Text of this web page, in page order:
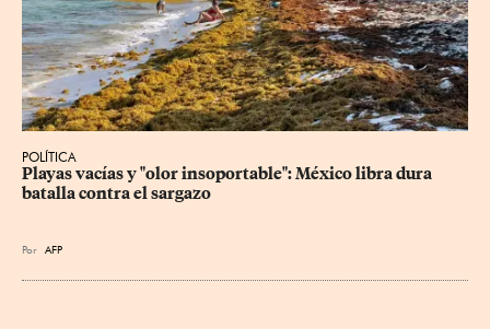
POLÍTICA
Playas vacías y "olor insoportable": México libra dura
batalla contra el sargazo
Por AFP